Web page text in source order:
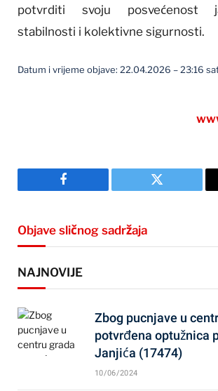
potvrditi svoju posvećenost
stabilnosti i kolektivne sigurnosti.
Datum i vrijeme objave: 22.04.2026 – 23:16
Facebook Twitter
Objave sličnog sadržaja
NAJNOVIJE
Zbog pucnjave u
potvrđena optužnica
Janjića (17474)
10/06/2024